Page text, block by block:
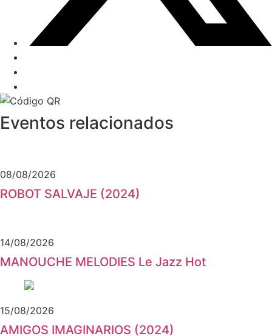
Eventos relacionados
08/08/2026
ROBOT SALVAJE (2024)
14/08/2026
MANOUCHE MELODIES Le Jazz Hot
15/08/2026
AMIGOS IMAGINARIOS (2024)